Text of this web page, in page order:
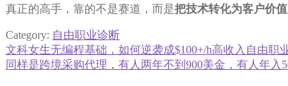
真正的高手，靠的不是赛道，而是把技术转化为客户价
Category: 自由职业诊断
文
章
Previous
post:
文科女生无编程基础，如何逆袭成$100+/h高收入自由职
Next
同样是跨境采购代理，有人两年不到900美金，有人年入